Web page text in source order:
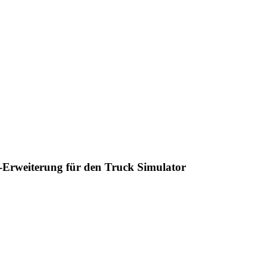
für den Truck Simulator